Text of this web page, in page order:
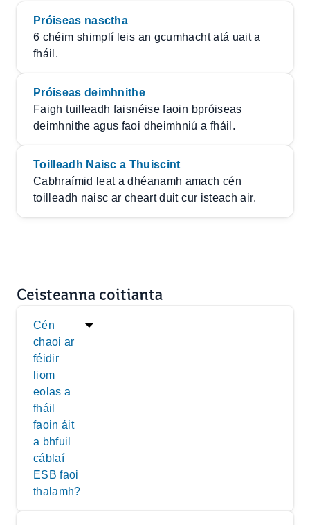
Próiseas nasctha
6 chéim shimplí leis an gcumhacht atá uait a
fháil.
Próiseas deimhnithe
Faigh tuilleadh faisnéise faoin bpróiseas
deimhnithe agus faoi dheimhniú a fháil.
Toilleadh Naisc a Thuiscint
Cabhraímid leat a dhéanamh amach cén
toilleadh naisc ar cheart duit cur isteach air.
Ceisteanna coitianta
Cén
chaoi ar
féidir
liom
eolas a
fháil
faoin áit
a bhfuil
cáblaí
ESB faoi
thalamh?